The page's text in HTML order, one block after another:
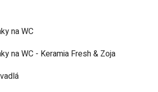
na WC
na WC - Keramia Fresh & Zoja